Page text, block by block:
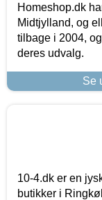
Homeshop.dk
Midtjylland, og
tilbage i 2004,
deres udvalg.
Se
10-4.dk er en
butikker i